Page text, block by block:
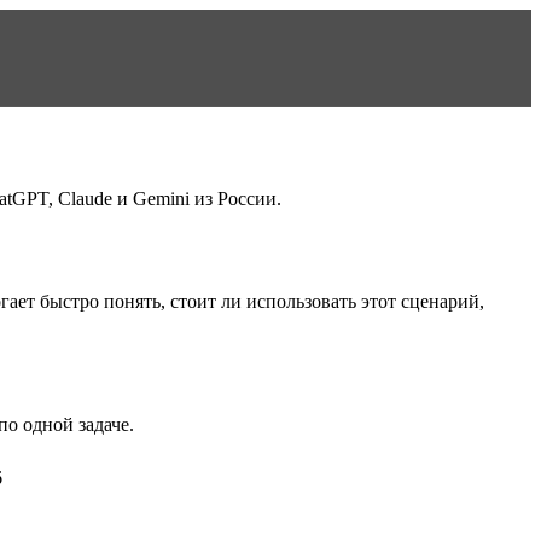
Claude и Gemini из России.
быстро понять, стоит ли использовать этот сценарий,
одной задаче.